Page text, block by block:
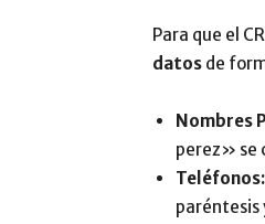
Para que el
datos de
Nombres
perez» se
Teléfonos:
paréntesis